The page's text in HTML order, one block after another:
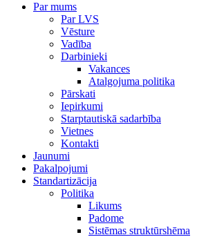
Par mums
Par LVS
Vēsture
Vadība
Darbinieki
Vakances
Atalgojuma politika
Pārskati
Iepirkumi
Starptautiskā sadarbība
Vietnes
Kontakti
Jaunumi
Pakalpojumi
Standartizācija
Politika
Likums
Padome
Sistēmas struktūrshēma